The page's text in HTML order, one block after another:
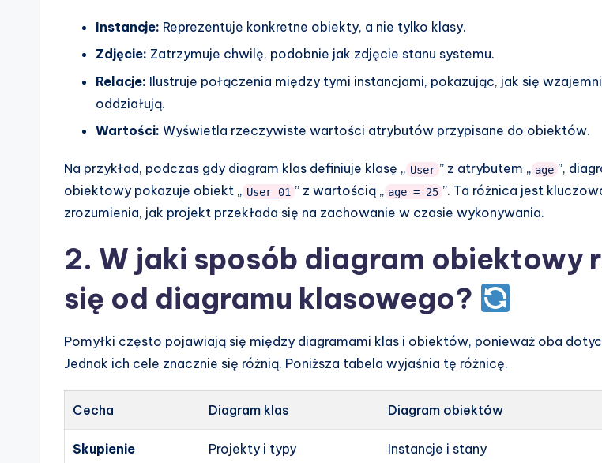
Instancje: Reprezentuje konkretne obiekty, a nie tylko klasy.
Zdjęcie: Zatrzymuje chwilę, podobnie jak zdjęcie stanu systemu.
Relacje: Ilustruje połączenia między tymi instancjami, pokazując, jak się
oddziałują.
Wartości: Wyświetla rzeczywiste wartości atrybutów przypisane do obiektów.
Na przykład, podczas gdy diagram klas definiuje klasę „ User ” z atrybutem „ age ”,
obiektowy pokazuje obiekt „ User_01 ” z wartością „ age = 25 ”. Ta różnica jest
zrozumienia, jak projekt przekłada się na zachowanie w czasie wykonywania.
2. W jaki sposób diagram obiektowy
się od diagramu klasowego?
Pomyłki często pojawiają się między diagramami klas i obiektów, ponieważ oba
Jednak ich cele znacznie się różnią. Poniższa tabela wyjaśnia tę różnicę.
Cecha Diagram klas Diagram obiektów
Skupienie Projekty i typy Instancje i stany